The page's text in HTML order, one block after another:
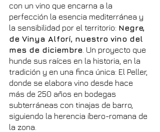
con un vino que encarna a la
perfección la esencia mediterránea y
la sensibilidad por el territorio: Negre,
de Vinya Alforí, nuestro vino del
mes de diciembre . Un proyecto que
hunde sus raíces en la historia, en la
tradición y en una finca única: El Peller,
donde se elabora vino desde hace
más de 250 años en bodegas
subterráneas con tinajas de barro,
siguiendo la herencia íbero-romana de
la zona.